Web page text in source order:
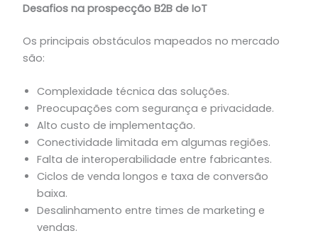
Desafios na prospecção B2B de IoT
Os principais obstáculos mapeados no mercado
são:
Complexidade técnica das soluções.
Preocupações com segurança e privacidade.
Alto custo de implementação.
Conectividade limitada em algumas regiões.
Falta de interoperabilidade entre fabricantes.
Ciclos de venda longos e taxa de conversão
baixa.
Desalinhamento entre times de marketing e
vendas.